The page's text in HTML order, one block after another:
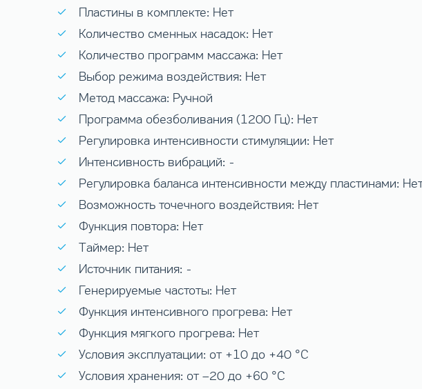
Пластины в комплекте: Нет
Количество сменных насадок: Нет
Количество программ массажа: Нет
Выбор режима воздействия: Нет
Метод массажа: Ручной
Программа обезболивания (1200 Гц): Нет
Регулировка интенсивности стимуляции: Нет
Интенсивность вибраций: -
Регулировка баланса интенсивности между пластинами:
Возможность точечного воздействия: Нет
Функция повтора: Нет
Таймер: Нет
Источник питания: -
Генерируемые частоты: Нет
Функция интенсивного прогрева: Нет
Функция мягкого прогрева: Нет
Условия эксплуатации: от +10 до +40 °С
Условия хранения: от –20 до +60 °С